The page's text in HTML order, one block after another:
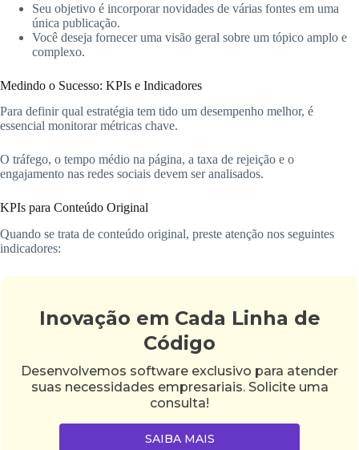
Seu objetivo é incorporar novidades de várias fontes em uma
única publicação.
Você deseja fornecer uma visão geral sobre um tópico amplo e
complexo.
Medindo o Sucesso: KPIs e Indicadores
Para definir qual estratégia tem tido um desempenho melhor, é
essencial monitorar métricas chave.
O tráfego, o tempo médio na página, a taxa de rejeição e o
engajamento nas redes sociais devem ser analisados.
KPIs para Conteúdo Original
Quando se trata de conteúdo original, preste atenção nos seguintes
indicadores:
Inovação em Cada Linha de
Código
Desenvolvemos software exclusivo para atender
suas necessidades empresariais. Solicite uma
consulta!
SAIBA MAIS